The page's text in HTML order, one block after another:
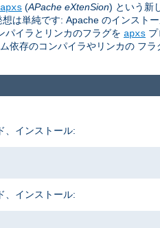
apxs (APache eXtenSion) という新
は単純です: Apache のインスト
パイラとリンカのフラグを apxs
存のコンパイラやリンカの フラ
、インストール:
、インストール: